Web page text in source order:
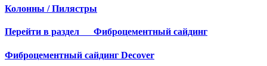
Колонны / Пилястры
Перейти в раздел Фиброцементный сайдинг
Фиброцементный сайдинг Decover